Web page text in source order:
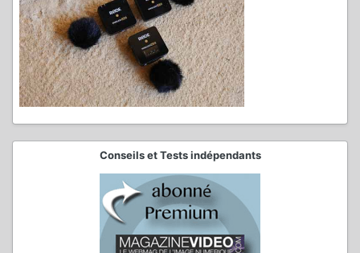
Conseils et Tests indépendants